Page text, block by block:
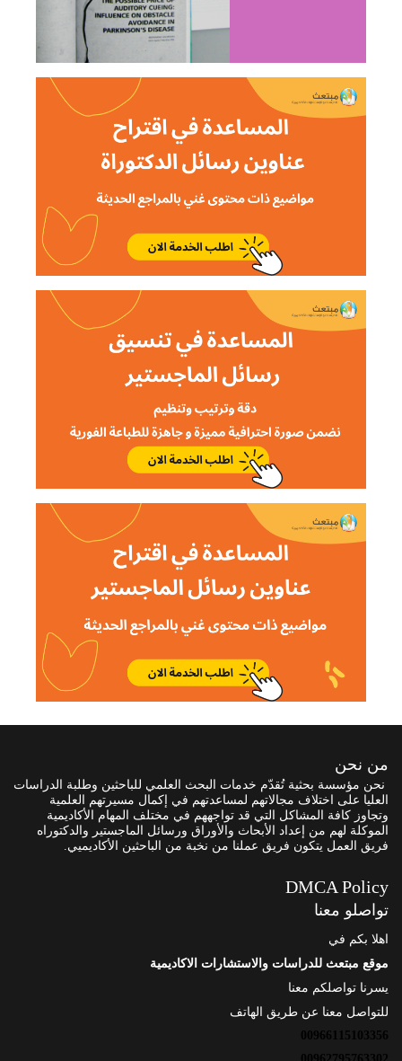
من نحن
نحن مؤسسة بحثية تُقدّم خدمات البحث العلمي للباحثين وطلبة الدراسات
العليا على اختلاف مجالاتهم لمساعدتهم في إكمال مسيرتهم العلمية
وتجاوز كافة المشاكل التي قد تواجههم في مختلف المهام الأكاديمية
الموكلة لهم من إعداد الأبحاث والأوراق ورسائل الماجستير والدكتوراه
فريق العمل يتكون فريق عملنا من نخبة من الباحثين الأكاديميي.
DMCA Policy
تواصلو معنا
اهلا بكم في
موقع مبتعث للدراسات والاستشارات الاكاديمية
يسرنا تواصلكم معنا
للتواصل معنا عن طريق الهاتف
00966115103356